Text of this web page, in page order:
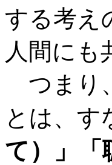
する考え
人間にも
つまり
とは、す
て）」「